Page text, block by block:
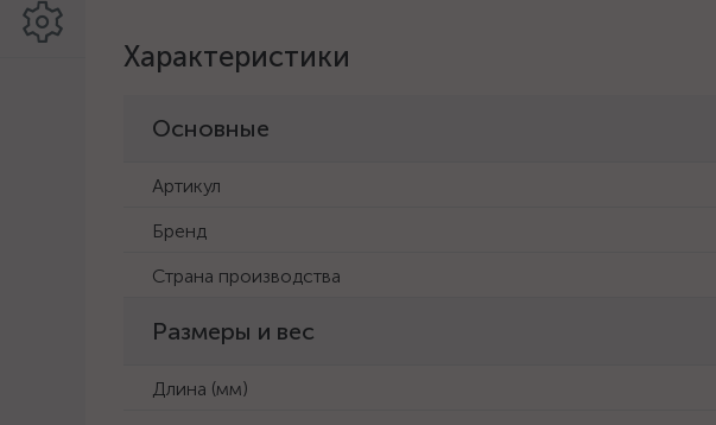
Характеристики
Основные
Артикул
Бренд
Страна производства
Размеры и вес
Длина (мм)